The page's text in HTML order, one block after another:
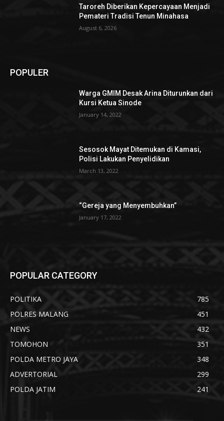
Taroreh Diberikan Kepercayaan Menjadi
Pemateri Tradisi Tenun Minahasa
August 6, 2026
POPULER
Warga GMIM Desak Arina Diturunkan dari
Kursi Ketua Sinode
January 14, 2022
Sesosok Mayat Ditemukan di Kamasi,
Polisi Lakukan Penyelidikan
March 13, 2022
“Gereja yang Menyembuhkan”
January 17, 2022
POPULAR CATEGORY
POLITIKA
785
POLRES MALANG
451
NEWS
432
TOMOHON
351
POLDA METRO JAYA
348
ADVERTORIAL
299
POLDA JATIM
241